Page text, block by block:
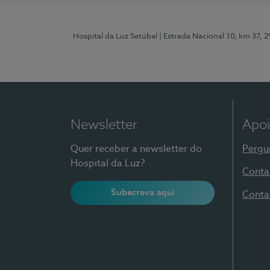
Hospital da Luz Setúbal | Estrada Nacional 10, km 37,
Newsletter
Quer receber a newsletter do
Hospital da Luz?
Subscreva aqui